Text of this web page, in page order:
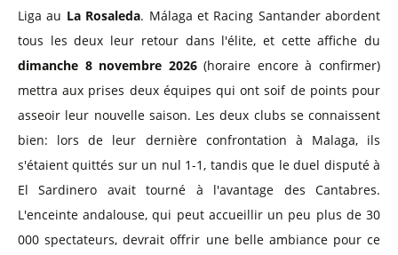
Liga au La Rosaleda. Málaga et Racing Santander abordent
tous les deux leur retour dans l'élite, et cette affiche du
dimanche 8 novembre 2026(horaire encore à confirmer)
mettra aux prises deux équipes qui ont soif de points pour
asseoir leur nouvelle saison. Les deux clubs se connaissent
bien: lors de leur dernière confrontation à Malaga, ils
s'étaient quittés sur un nul 1-1, tandis que le duel disputé à
El Sardinero avait tourné à l'avantage des Cantabres.
L'enceinte andalouse, qui peut accueillir un peu plus de 30
000 spectateurs, devrait offrir une belle ambiance pour ce